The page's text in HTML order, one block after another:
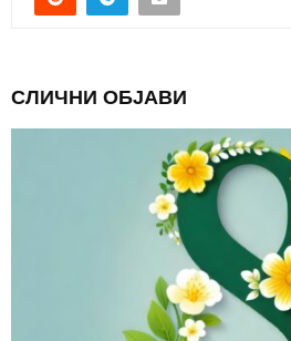
СЛИЧНИ ОБЈАВИ